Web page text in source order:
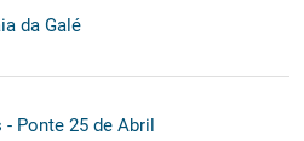
da Galé
- Ponte 25 de Abril